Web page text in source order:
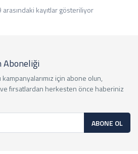
arasındaki kayıtlar gösteriliyor
Aboneliği
kampanyalarımız için abone olun,
fırsatlardan herkesten önce haberiniz
ABONE OL